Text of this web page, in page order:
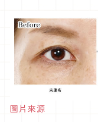
圖片來源